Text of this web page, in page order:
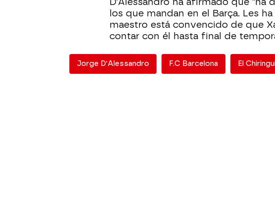
los que mandan en el Barça. Les
maestro está convencido de que
contar con él hasta final de
Jorge D'Alessandro F.C Barcelona El